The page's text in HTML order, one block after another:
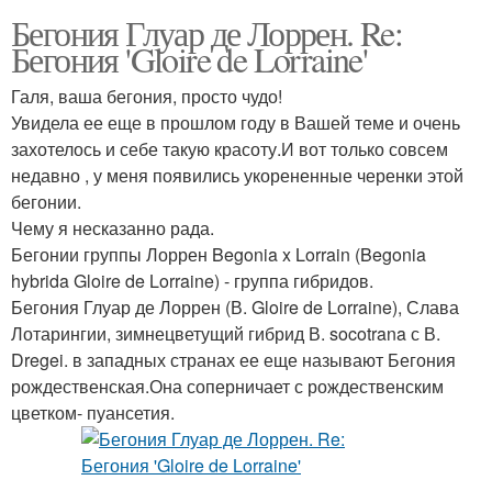
Бегония Глуар де Лоррен. Re:
Бегония 'Gloire de Lorraine'
Галя, ваша бегония, просто чудо!
Увидела ее еще в прошлом году в Вашей теме и очень
захотелось и себе такую красоту.И вот только совсем
недавно , у меня появились укорененные черенки этой
бегонии.
Чему я несказанно рада.
Бегонии группы Лоррен Begonia x Lorrain (Begonia
hybrida Gloire de Lorraine) - группа гибридов.
Бегония Глуар де Лоррен (В. Gloire de Lorraine), Слава
Лотарингии, зимнецветущий гибрид В. socotrana с В.
Dregei. в западных странах ее еще называют Бегония
рождественская.Она соперничает с рождественским
цветком- пуансетия.